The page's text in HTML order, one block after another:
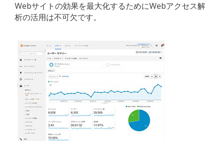
Webサイトの効果を最大化するためにWebアクセス解
析の活用は不可欠です。